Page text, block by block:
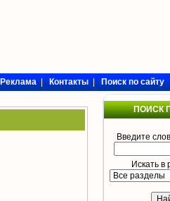
Реклама|Контакты|Поиск по сайту
ПОИСК
Введите
Искать в